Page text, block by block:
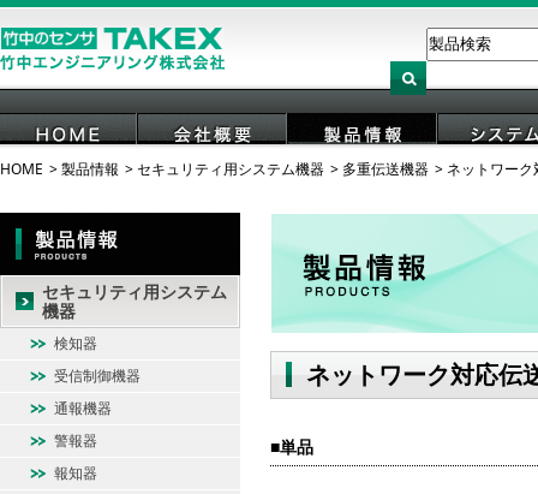
HOME 会社概要 製品情報 システ
HOME 製品情報 セキュリティ用システム機器 多重伝送機器 ネットワー
ネットワーク対応伝
単品
セキュリティ用システム
機器
検知器
受信制御機器
通報機器
警報器
報知器